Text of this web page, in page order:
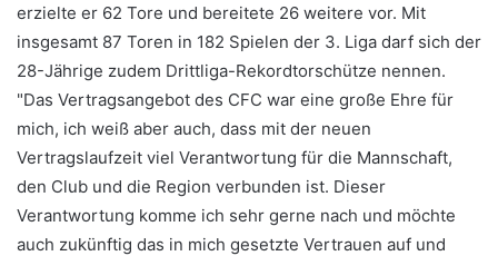
erzielte er 62 Tore und bereitete 26 weitere vor. Mit
insgesamt 87 Toren in 182 Spielen der 3. Liga darf sich der
28-Jährige zudem Drittliga-Rekordtorschütze nennen.
"Das Vertragsangebot des CFC war eine große Ehre für
mich, ich weiß aber auch, dass mit der neuen
Vertragslaufzeit viel Verantwortung für die Mannschaft,
den Club und die Region verbunden ist. Dieser
Verantwortung komme ich sehr gerne nach und möchte
auch zukünftig das in mich gesetzte Vertrauen auf und